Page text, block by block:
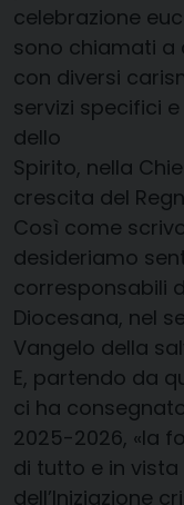
celebrazione
sono chiamati a
con diversi
servizi specifici
dello
Spirito, nella
crescita del
Così come
desideriamo
corresponsabili
Diocesana, nel
Vangelo della
E, partendo da
ci ha
2025-2026, «la
di tutto e in
dell’Iniziazione